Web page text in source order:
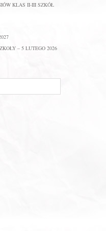
KLAS II-III SZKÓŁ
– 5 LUTEGO 2026